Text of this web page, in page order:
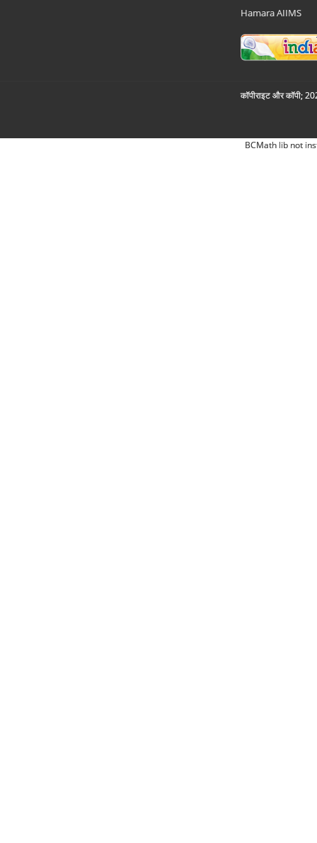
Hamara AIIMS
कॉपीराइट और कॉपी;
BCMath lib not